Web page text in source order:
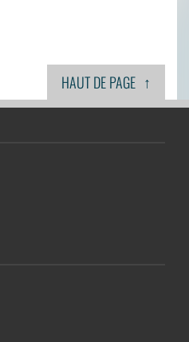
HAUT DE PAGE ↑